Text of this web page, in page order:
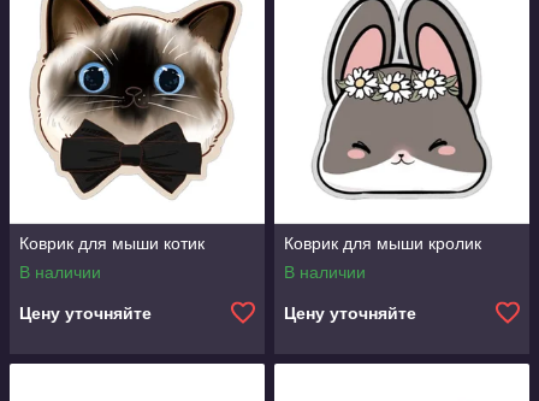
Коврик для мыши котик
В наличии
Цену уточняйте
Коврик для мыши кролик
В наличии
Цену уточняйте